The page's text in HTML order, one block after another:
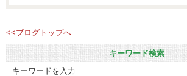
<<ブログトップへ
キーワード検索
キーワードを入力